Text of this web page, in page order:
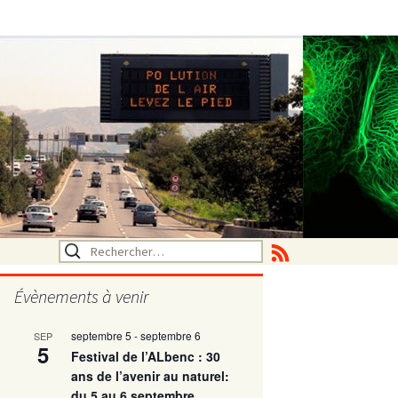
Rechercher :
Évènements à venir
SEP
5
septembre 5 -septembre 6
Festival de l’ALbenc : 30
ans de l’avenir au naturel: